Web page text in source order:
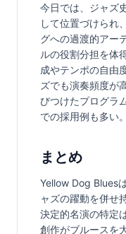
今日では、ジャズ
して位置づけられ
グへの過渡的アー
ルの役割分担を体
成やテンポの自由
ズでも演奏頻度が
びつけたプログラ
での採用例も多い。
まとめ
Yellow Dog Blues
ャズの躍動を併せ
決定的名演の特定
創作がブルースを